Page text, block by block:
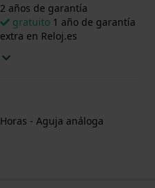
2 años de garantía
gratuito 1 año de garantía
extra en Reloj.es
Horas - Aguja análoga